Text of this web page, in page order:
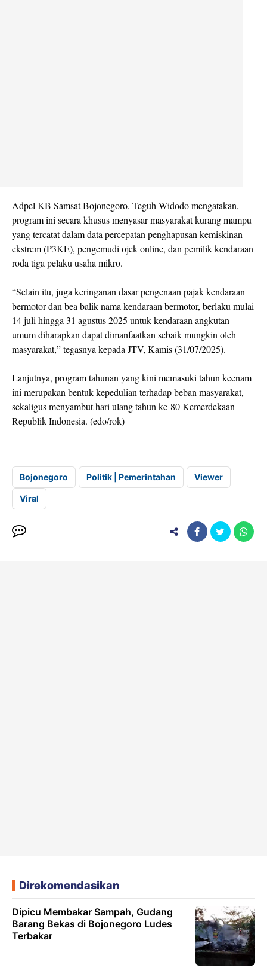
Adpel KB Samsat Bojonegoro, Teguh Widodo mengatakan,
program ini secara khusus menyasar masyarakat kurang mampu
yang tercatat dalam data percepatan penghapusan kemiskinan
ekstrem (P3KE), pengemudi ojek online, dan pemilik kendaraan
roda tiga pelaku usaha mikro.
“Selain itu, juga keringanan dasar pengenaan pajak kendaraan
bermotor dan bea balik nama kendaraan bermotor, berlaku mulai
14 juli hingga 31 agustus 2025 untuk kendaraan angkutan
umum diharapkan dapat dimanfaatkan sebaik mungkin oleh
masyarakat,” tegasnya kepada JTV, Kamis (31/07/2025).
Lanjutnya, program tahunan yang kini memasuki tahun keenam
ini merupakan bentuk kepedulian terhadap beban masyarakat,
sekaligus menyambut hari ulang tahun ke-80 Kemerdekaan
Republik Indonesia. (edo/rok)
Bojonegoro Politik | Pemerintahan Viewer
Viral
Direkomendasikan
Dipicu Membakar Sampah, Gudang
Barang Bekas di Bojonegoro Ludes
Terbakar